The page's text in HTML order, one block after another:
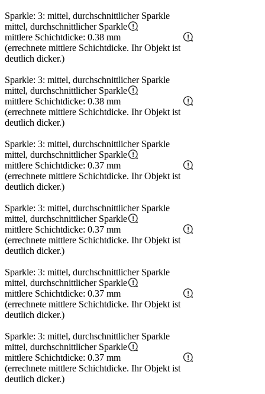
Sparkle: 3: mittel, durchschnittlicher Sparkle
mittel, durchschnittlicher Sparkle
mittlere Schichtdicke: 0.38 mm
(errechnete mittlere Schichtdicke. Ihr Objekt ist
deutlich dicker.)
Sparkle: 3: mittel, durchschnittlicher Sparkle
mittel, durchschnittlicher Sparkle
mittlere Schichtdicke: 0.38 mm
(errechnete mittlere Schichtdicke. Ihr Objekt ist
deutlich dicker.)
Sparkle: 3: mittel, durchschnittlicher Sparkle
mittel, durchschnittlicher Sparkle
mittlere Schichtdicke: 0.37 mm
(errechnete mittlere Schichtdicke. Ihr Objekt ist
deutlich dicker.)
Sparkle: 3: mittel, durchschnittlicher Sparkle
mittel, durchschnittlicher Sparkle
mittlere Schichtdicke: 0.37 mm
(errechnete mittlere Schichtdicke. Ihr Objekt ist
deutlich dicker.)
Sparkle: 3: mittel, durchschnittlicher Sparkle
mittel, durchschnittlicher Sparkle
mittlere Schichtdicke: 0.37 mm
(errechnete mittlere Schichtdicke. Ihr Objekt ist
deutlich dicker.)
Sparkle: 3: mittel, durchschnittlicher Sparkle
mittel, durchschnittlicher Sparkle
mittlere Schichtdicke: 0.37 mm
(errechnete mittlere Schichtdicke. Ihr Objekt ist
deutlich dicker.)